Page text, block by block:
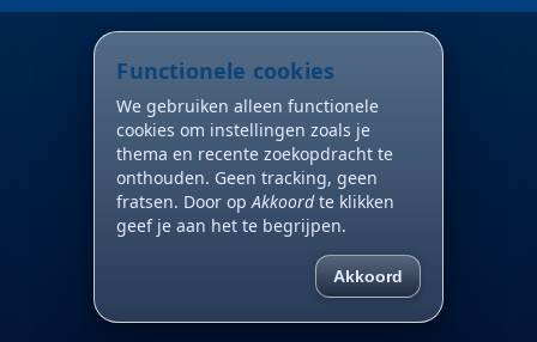
Functionele cookies
We gebruiken alleen functionele
cookies om instellingen zoals je
thema en recente zoekopdracht te
onthouden. Geen tracking, geen
fratsen. Door opAkkoordte klikken
geef je aan het te begrijpen.
Akkoord